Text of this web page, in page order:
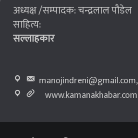
अध्यक्ष /सम्पादक: चन्द्रलाल पौडेल
साहित्य:
सल्लाहकार
manojindreni@gmail.com,
www.kamanakhabar.com